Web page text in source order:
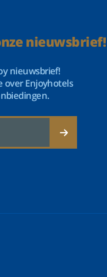
nieuwsbrief!
nieuwsbrief!
over Enjoyhotels